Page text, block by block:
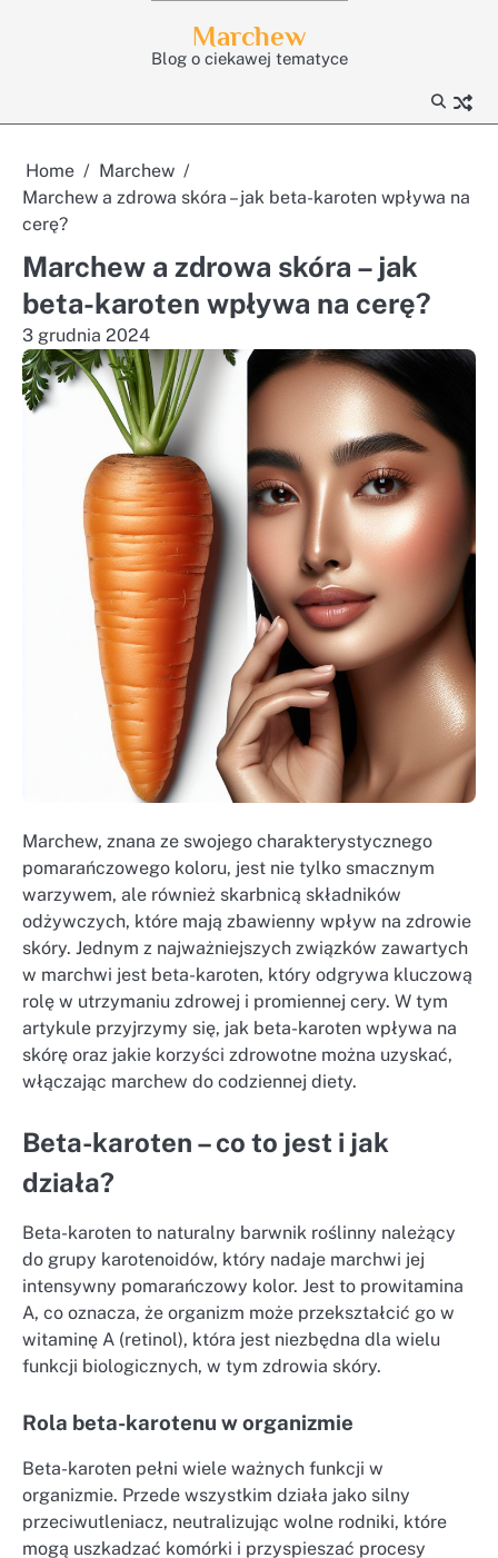
Marchew
Blog o ciekawej tematyce
Home
Marchew
Marchew a zdrowa skóra – jak beta-karoten wpływa na
cerę?
Marchew a zdrowa skóra – jak
beta-karoten wpływa na cerę?
3 grudnia 2024
Marchew, znana ze swojego charakterystycznego
pomarańczowego koloru, jest nie tylko smacznym
warzywem, ale również skarbnicą składników
odżywczych, które mają zbawienny wpływ na zdrowie
skóry. Jednym z najważniejszych związków zawartych
w marchwi jest beta-karoten, który odgrywa kluczową
rolę w utrzymaniu zdrowej i promiennej cery. W tym
artykule przyjrzymy się, jak beta-karoten wpływa na
skórę oraz jakie korzyści zdrowotne można uzyskać,
włączając marchew do codziennej diety.
Beta-karoten – co to jest i jak
działa?
Beta-karoten to naturalny barwnik roślinny należący
do grupy karotenoidów, który nadaje marchwi jej
intensywny pomarańczowy kolor. Jest to prowitamina
A, co oznacza, że organizm może przekształcić go w
witaminę A (retinol), która jest niezbędna dla wielu
funkcji biologicznych, w tym zdrowia skóry.
Rola beta-karotenu w organizmie
Beta-karoten pełni wiele ważnych funkcji w
organizmie. Przede wszystkim działa jako silny
przeciwutleniacz, neutralizując wolne rodniki, które
mogą uszkadzać komórki i przyspieszać procesy